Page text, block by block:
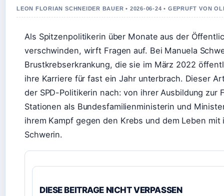
LEON FLORIAN SCHNEIDER BAUER • 2026-06-24 • GEPRUFT VON
Als Spitzenpolitikerin über Monate aus der
verschwinden, wirft Fragen auf. Bei Manuela
Brustkrebserkrankung, die sie im März 2022
ihre Karriere für fast ein Jahr unterbrach. Dieser
der SPD-Politikerin nach: von ihrer Ausbildung zur
Stationen als Bundesfamilienministerin und
ihrem Kampf gegen den Krebs und dem Leben mit
Schwerin.
DIESE BEITRAGE NICHT VERPASSEN